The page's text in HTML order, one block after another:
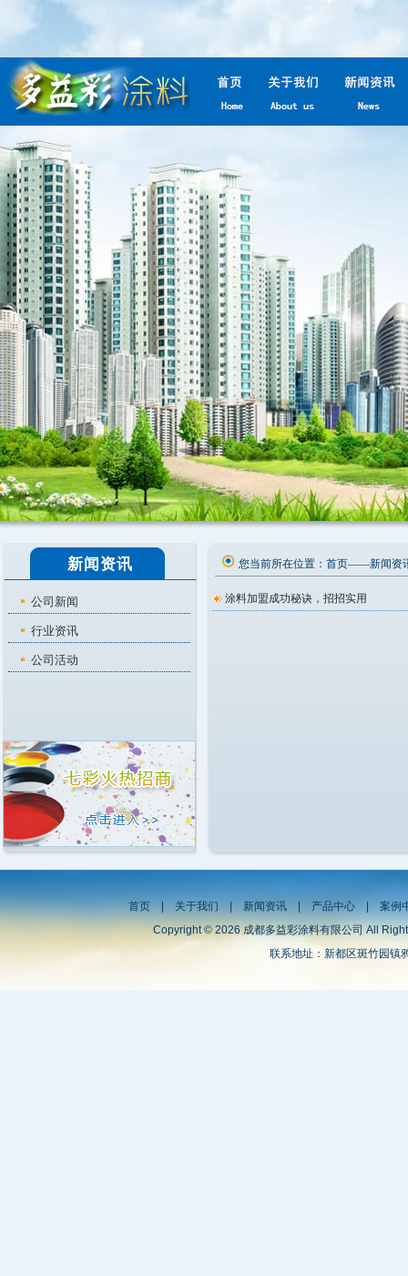
新闻资讯
公司新闻
行业资讯
公司活动
您当前所在位置： 首页——新闻资
涂料加盟成功秘诀，招招实用
首页|关于我们 新闻资讯| 产品中心| 案例
Copyright © 2026 成都多益彩涂料有限公司 All
联系地址：新都区斑竹园